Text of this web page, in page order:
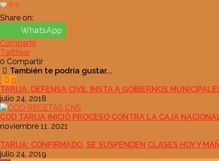
0 0
Share on:
WhatsApp
Compartir
Twittear
0 Compartir
También te podría gustar...
0
TARIJA: DEFENSA CIVIL INSTA A GOBIERNOS
julio 24, 2018
COD TARIJA INICIÓ PROCESO CONTRA LA CAJA
noviembre 11, 2021
TARIJA: CONFIRMADO, SE SUSPENDEN CLASES HOY Y
julio 24, 2019